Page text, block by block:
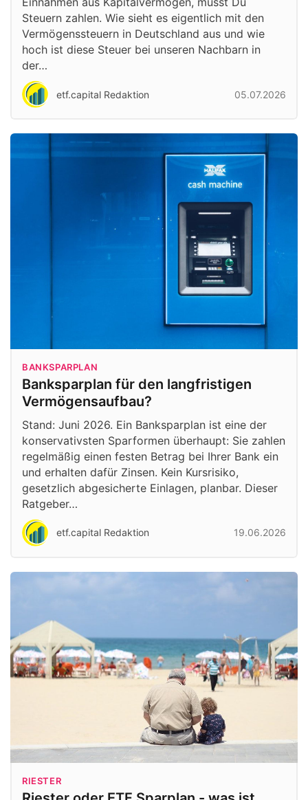
Steuern zahlen. Wie sieht es eigentlich mit den
Vermögenssteuern in Deutschland aus und wie
hoch ist diese Steuer bei unseren Nachbarn in
der…
etf.capital Redaktion 05.07.2026
BANKSPARPLAN
Banksparplan für den langfristigen
Vermögensaufbau?
Stand: Juni 2026. Ein Banksparplan ist eine der
konservativsten Sparformen überhaupt: Sie zahlen
regelmäßig einen festen Betrag bei Ihrer Bank ein
und erhalten dafür Zinsen. Kein Kursrisiko,
gesetzlich abgesicherte Einlagen, planbar. Dieser
Ratgeber…
etf.capital Redaktion 19.06.2026
RIESTER